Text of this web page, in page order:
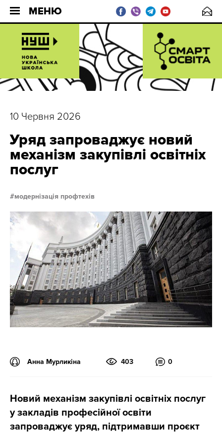
МЕНЮ
10 Червня 2026
Уряд запроваджує новий
механізм закупівлі освітніх
послуг
модернізація профтехів
Анна Мурликіна 403 0
Новий механізм закупівлі освітніх послуг
у закладів професійної освіти
запроваджує уряд, підтримавши проєкт